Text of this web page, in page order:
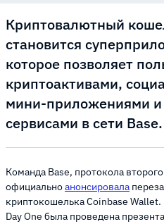
Криптовалютный
становится
которое позволяет
криптоактивами,
мини-приложениями
сервисами в сети Base.
Команда Base, протокола
официальноанонсировала
криптокошелька Coinbase Wallet.
Day One была проведена